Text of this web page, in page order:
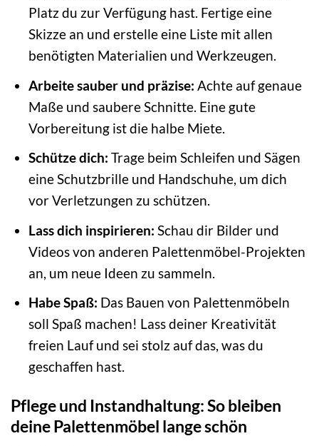
Platz du zur Verfügung hast. Fertige eine
Skizze an und erstelle eine Liste mit allen
benötigten Materialien und Werkzeugen.
Arbeite sauber und präzise: Achte auf genaue
Maße und saubere Schnitte. Eine gute
Vorbereitung ist die halbe Miete.
Schütze dich: Trage beim Schleifen und Sägen
eine Schutzbrille und Handschuhe, um dich
vor Verletzungen zu schützen.
Lass dich inspirieren: Schau dir Bilder und
Videos von anderen Palettenmöbel-Projekten
an, um neue Ideen zu sammeln.
Habe Spaß: Das Bauen von Palettenmöbeln
soll Spaß machen! Lass deiner Kreativität
freien Lauf und sei stolz auf das, was du
geschaffen hast.
Pflege und Instandhaltung: So bleiben
deine Palettenmöbel lange schön